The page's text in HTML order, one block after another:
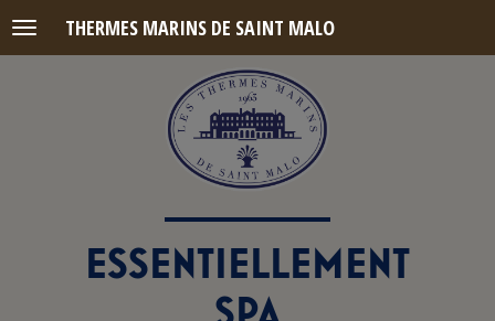
Menu THERMES MARINS DE SAINT MALO
ESSENTIELLEMENT